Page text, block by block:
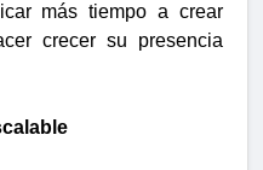
más tiempo a crear
crecer su presencia